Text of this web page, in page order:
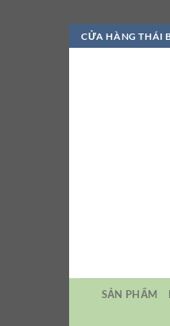
Bỏ
qua
CỬA HÀNG THÁI
SẢN PHẨM